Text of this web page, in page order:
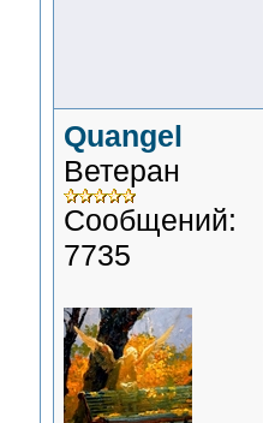
Quangel
Ветеран
Сообщений:
7735